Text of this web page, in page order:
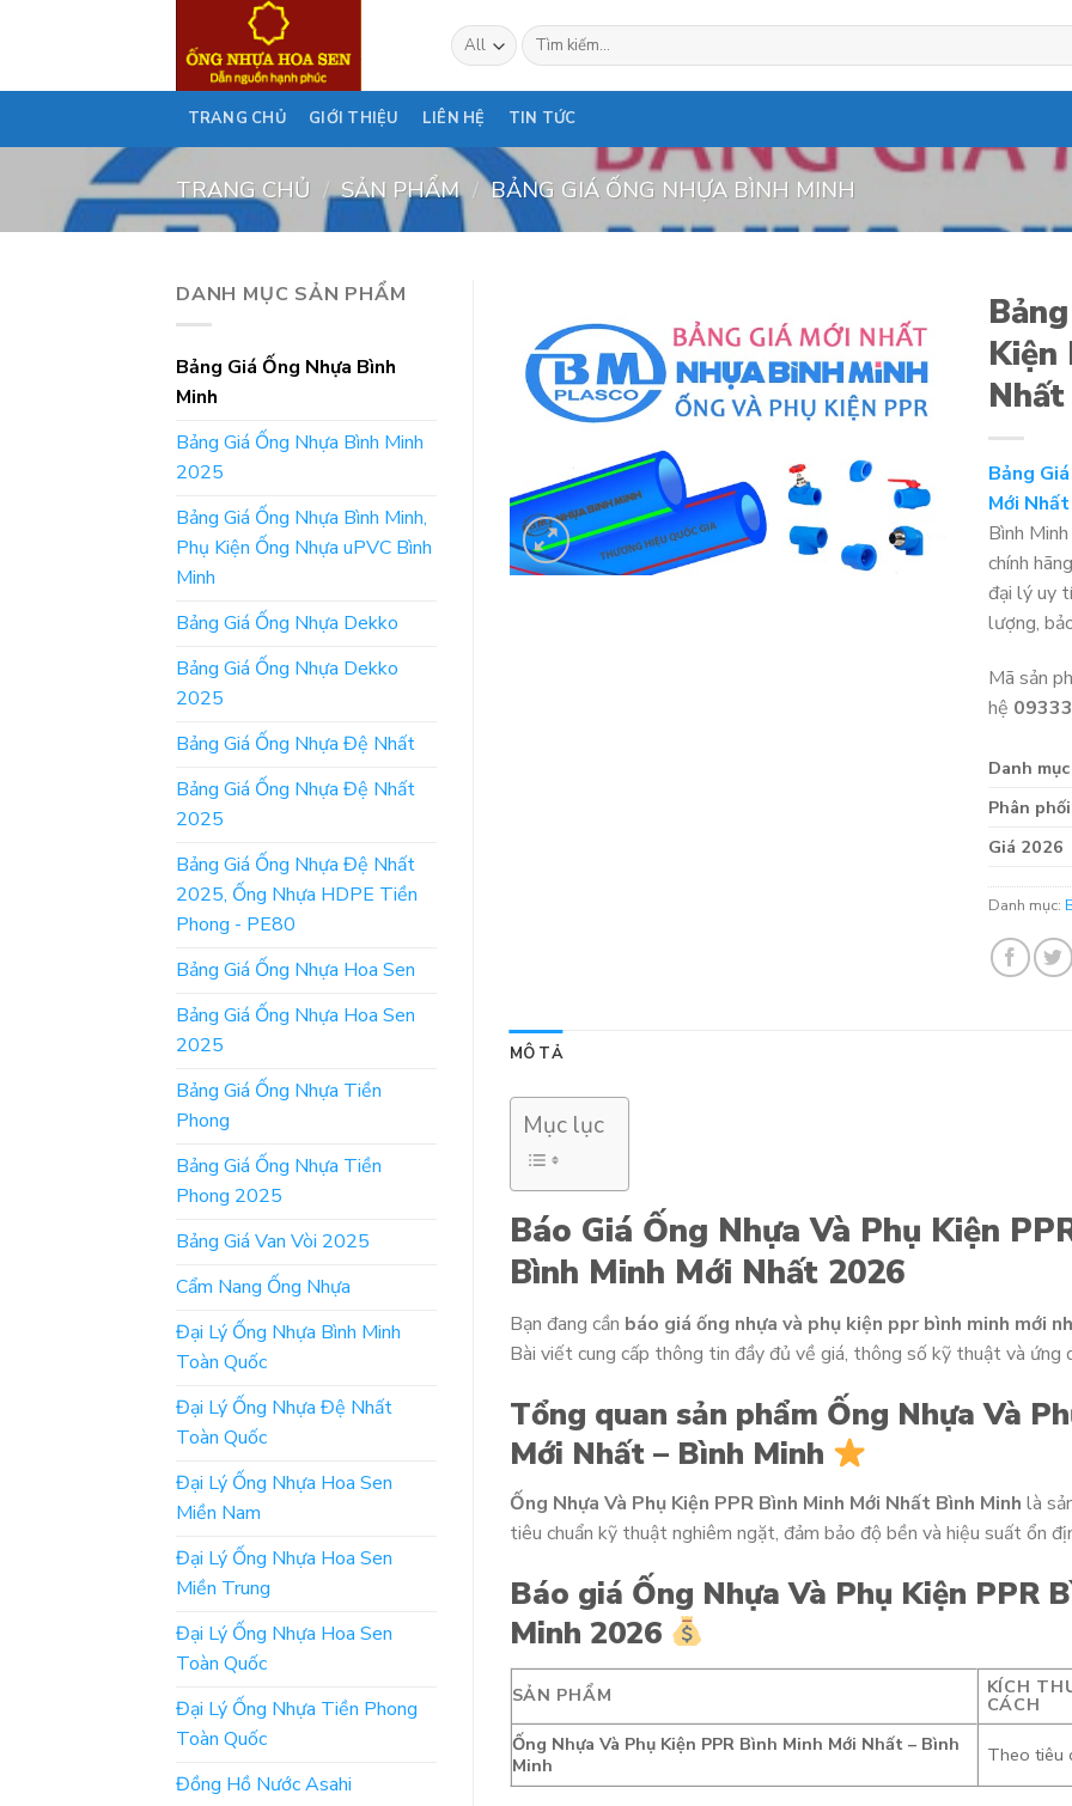
Tìm
kiếm:
TRANG CHỦ GIỚI THIỆU LIÊN HỆ TIN TỨC
TRANG CHỦ / SẢN PHẨM / BẢNG GIÁ ỐNG NHỰA BÌNH MINH
DANH MỤC SẢN PHẨM
Bảng Giá Ống Nhựa Bình
Minh
Bảng Giá Ống Nhựa Bình Minh
2025
Bảng Giá Ống Nhựa Bình Minh,
Phụ Kiện Ống Nhựa uPVC Bình
Minh
Bảng Giá Ống Nhựa Dekko
Bảng Giá Ống Nhựa Dekko
2025
Bảng Giá Ống Nhựa Đệ Nhất
Bảng Giá Ống Nhựa Đệ Nhất
2025
Bảng Giá Ống Nhựa Đệ Nhất
2025, Ống Nhựa HDPE Tiền
Phong - PE80
Bảng Giá Ống Nhựa Hoa Sen
Bảng Giá Ống Nhựa Hoa Sen
2025
Bảng Giá Ống Nhựa Tiền
Phong
Bảng Giá Ống Nhựa Tiền
Phong 2025
Bảng Giá Van Vòi 2025
Cẩm Nang Ống Nhựa
Đại Lý Ống Nhựa Bình Minh
Toàn Quốc
Đại Lý Ống Nhựa Đệ Nhất
Toàn Quốc
Đại Lý Ống Nhựa Hoa Sen
Miền Nam
Đại Lý Ống Nhựa Hoa Sen
Miền Trung
Đại Lý Ống Nhựa Hoa Sen
Toàn Quốc
Đại Lý Ống Nhựa Tiền Phong
Toàn Quốc
Đồng Hồ Nước Asahi
Kiện
Nhất
Bảng
Mới Nhất
Bình
chính
đại lý uy
lượng,
Mã sản
hệ
Danh mục
Phân phối
Giá 2026
Danh mục:
MÔ TẢ
Mục lục
Báo Giá Ống Nhựa Và Phụ Kiện
Bình Minh Mới Nhất 2026
Bạn đang cần báo giá ống nhựa và phụ kiện ppr bình minh mới
Bài viết cung cấp thông tin đầy đủ về giá, thông số kỹ thuật và
Tổng quan sản phẩm Ống Nhựa Và
Mới Nhất – Bình Minh
Ống Nhựa Và Phụ Kiện PPR Bình Minh Mới Nhất Bình Minh là
tiêu chuẩn kỹ thuật nghiêm ngặt, đảm bảo độ bền và hiệu suất ổn
Báo giá Ống Nhựa Và Phụ Kiện PPR
Minh 2026
SẢN PHẨM KÍCH
CÁCH
Ống Nhựa Và Phụ Kiện PPR Bình Minh Mới Nhất – Bình
Minh
Theo tiêu